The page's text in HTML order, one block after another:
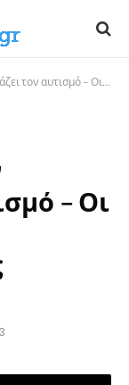
ενόψει της παγκόσμιας Ημέρας Αυτισμού
– Οι